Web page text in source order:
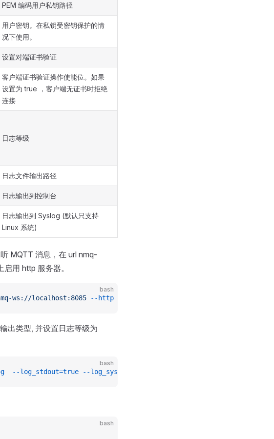
PEM 编码用户私钥路径
用户密钥。在私钥受密钥保护的情
况下使用。
设置对端证书验证
客户端证书验证操作使能位。如果
设置为 true ，客户端无证书时拒绝
连接
日志等级
日志文件输出路径
日志输出到控制台
日志输出到 Syslog (默认只支持
Linux 系统)
MQTT 消息，在 url nmq-
用 http 服务器。
bash
ws://localhost:8085 --http
出类型, 并设置日志等级为
bash
  --log_stdout=true
--log_syslog=true
bash